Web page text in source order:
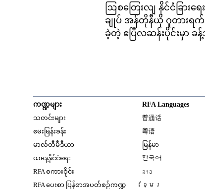
ဩစတြေးလျ နိုင်ငံခြား
ချုပ် အန်တိုနီယို ဂူတားရက်
ခဲ့တဲ့ ဧပြီလဆန်းပိုင်းမှာ ခ
ကဏ္ဍများ
သတင်းများ
မေးမြန်းခန်း
မာလ်တီမီဒီယာ
ယနေ့နိုင်ငံရေး
RFA စကားဝိုင်း
RFA ပေးစာ ပြန်စာအပတ်စဉ်ကဏ္ဍ
RFA Languages
普通话
粤语
မြန်မာ
한국어
ລາວ
ខ្មែរ